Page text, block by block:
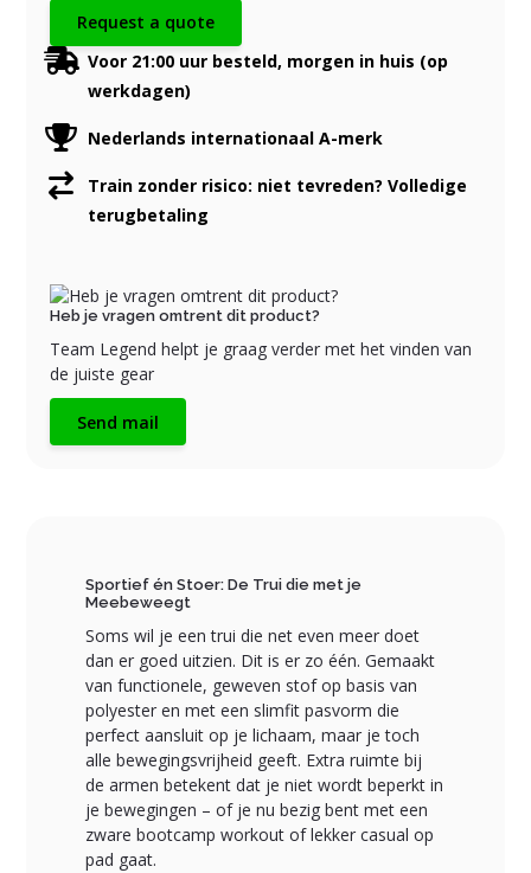
Request a quote
Voor 21:00 uur besteld, morgen in huis (op
werkdagen)
Nederlands internationaal A-merk
Train zonder risico: niet tevreden? Volledige
terugbetaling
Heb je vragen omtrent dit product?
Team Legend helpt je graag verder met het vinden van
de juiste gear
Send mail
Sportief én Stoer: De Trui die met je
Meebeweegt
Soms wil je een trui die net even meer doet
dan er goed uitzien. Dit is er zo één. Gemaakt
van functionele, geweven stof op basis van
polyester en met een slimfit pasvorm die
perfect aansluit op je lichaam, maar je toch
alle bewegingsvrijheid geeft. Extra ruimte bij
de armen betekent dat je niet wordt beperkt in
je bewegingen – of je nu bezig bent met een
zware bootcamp workout of lekker casual op
pad gaat.